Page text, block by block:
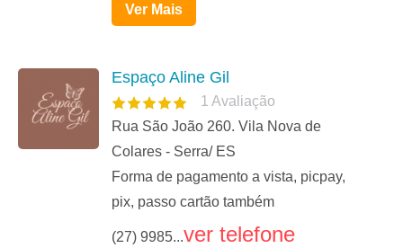
Ver Mais
Espaço Aline Gil
1 Avaliação
Rua São João 260. Vila Nova de
Colares - Serra/ ES
Forma de pagamento a vista, picpay,
pix, passo cartão também
(27) 9985...ver telefone